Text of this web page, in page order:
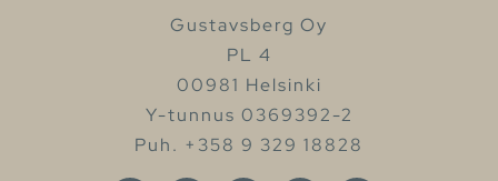
Gustavsberg Oy
PL 4
00981 Helsinki
Y-tunnus 0369392-2
Puh. +358 9 329 18828